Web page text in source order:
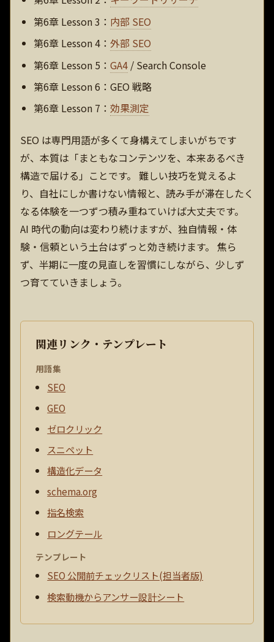
第6章 Lesson 3： 内部 SEO
第6章 Lesson 4：外部 SEO
第6章 Lesson 5：GA4 / Search Console
第6章 Lesson 6：GEO 戦略
第6章 Lesson 7：効果測定
SEO は専門用語が多くて身構えてしまいがちです
が、本質は「まともなコンテンツを、本来あるべき
構造で届ける」ことです。 難しい技巧を覚えるよ
り、自社にしか書けない情報と、読み手が滞在したく
なる体験を一つずつ積み重ねていけば大丈夫です。
AI 時代の動向は変わり続けますが、独自情報・体
験・信頼という土台はずっと効き続けます。 焦ら
ず、半期に一度の見直しを習慣にしながら、少しず
つ育てていきましょう。
関連リンク・テンプレート
用語集
SEO
GEO
ゼロクリック
スニペット
構造化データ
schema.org
指名検索
ロングテール
テンプレート
SEO 公開前チェックリスト(担当者版)
検索動機からアンサー設計シート